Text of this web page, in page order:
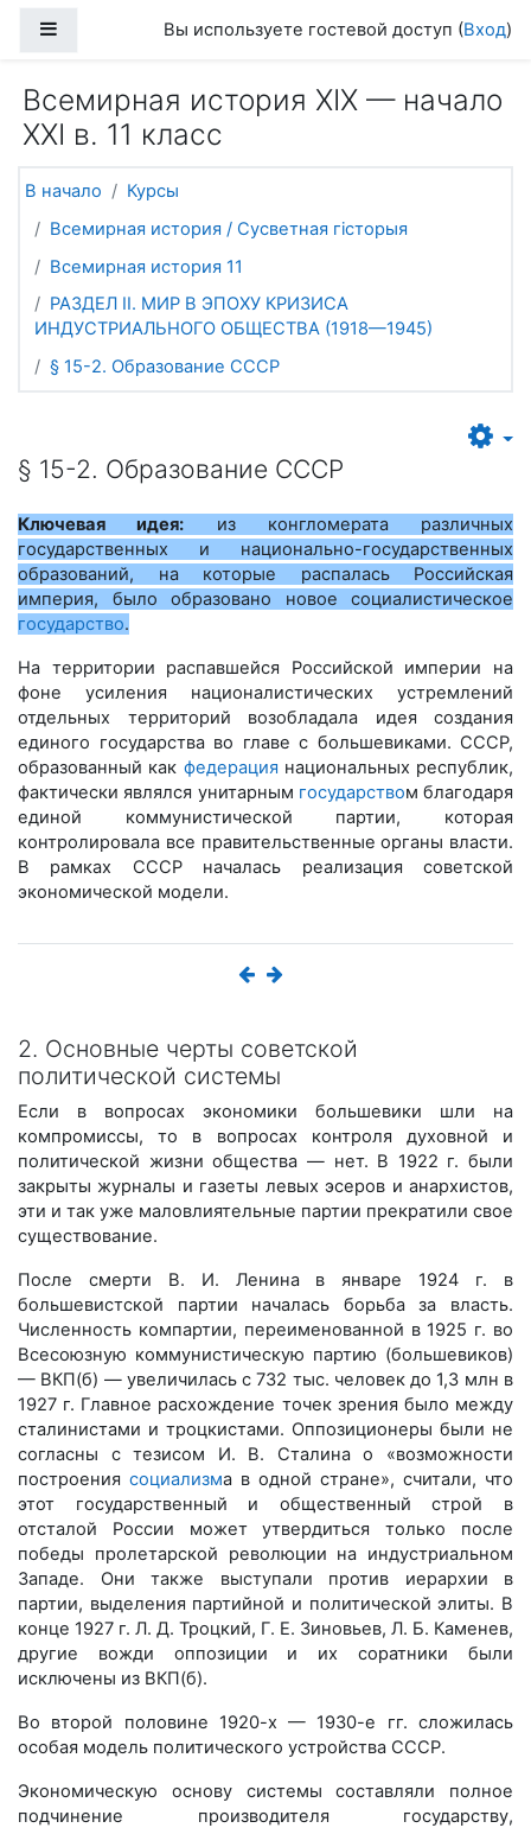
Боковая панельВы используете гостевой доступ (Вход)
Всемирная история ХІХ — начало
ХХІ в. 11 класс
В начало
Курсы
Всемирная история / Сусветная гісторыя
Всемирная история 11
РАЗДЕЛ II. МИР В ЭПОХУ КРИЗИСА
ИНДУСТРИАЛЬНОГО ОБЩЕСТВА (1918—1945)
§ 15-2. Образование СССР
§ 15-2. Образование СССР
Ключевая идея: из конгломерата различных
государственных и национально-государственных
образований, на которые распалась Российская
империя, было образовано новое социалистическое
государство.
На территории распавшейся Российской империи на
фоне усиления националистических устремлений
отдельных территорий возобладала идея создания
единого государства во главе с большевиками. СССР,
образованный как федерация национальных республик,
фактически являлся унитарным государством благодаря
единой коммунистической партии, которая
контролировала все правительственные органы власти.
В рамках СССР началась реализация советской
экономической модели.
2. Основные черты советской
политической системы
Если в вопросах экономики большевики шли на
компромиссы, то в вопросах контроля духовной и
политической жизни общества — нет. В 1922 г. были
закрыты журналы и газеты левых эсеров и анархистов,
эти и так уже маловлиятельные партии прекратили свое
существование.
После смерти В. И. Ленина в январе 1924 г. в
большевистской партии началась борьба за власть.
Численность компартии, переименованной в 1925 г. во
Всесоюзную коммунистическую партию (большевиков)
— ВКП(б) — увеличилась с 732 тыс. человек до 1,3 млн в
1927 г. Главное расхождение точек зрения было между
сталинистами и троцкистами. Оппозиционеры были не
согласны с тезисом И. В. Сталина о «возможности
построения социализма в одной стране», считали, что
этот государственный и общественный строй в
отсталой России может утвердиться только после
победы пролетарской революции на индустриальном
Западе. Они также выступали против иерархии в
партии, выделения партийной и политической элиты. В
конце 1927 г. Л. Д. Троцкий, Г. Е. Зиновьев, Л. Б. Каменев,
другие вожди оппозиции и их соратники были
исключены из ВКП(б).
Во второй половине 1920-х — 1930-е гг. сложилась
особая модель политического устройства СССР.
Экономическую основу системы составляли полное
подчинение производителя государству,